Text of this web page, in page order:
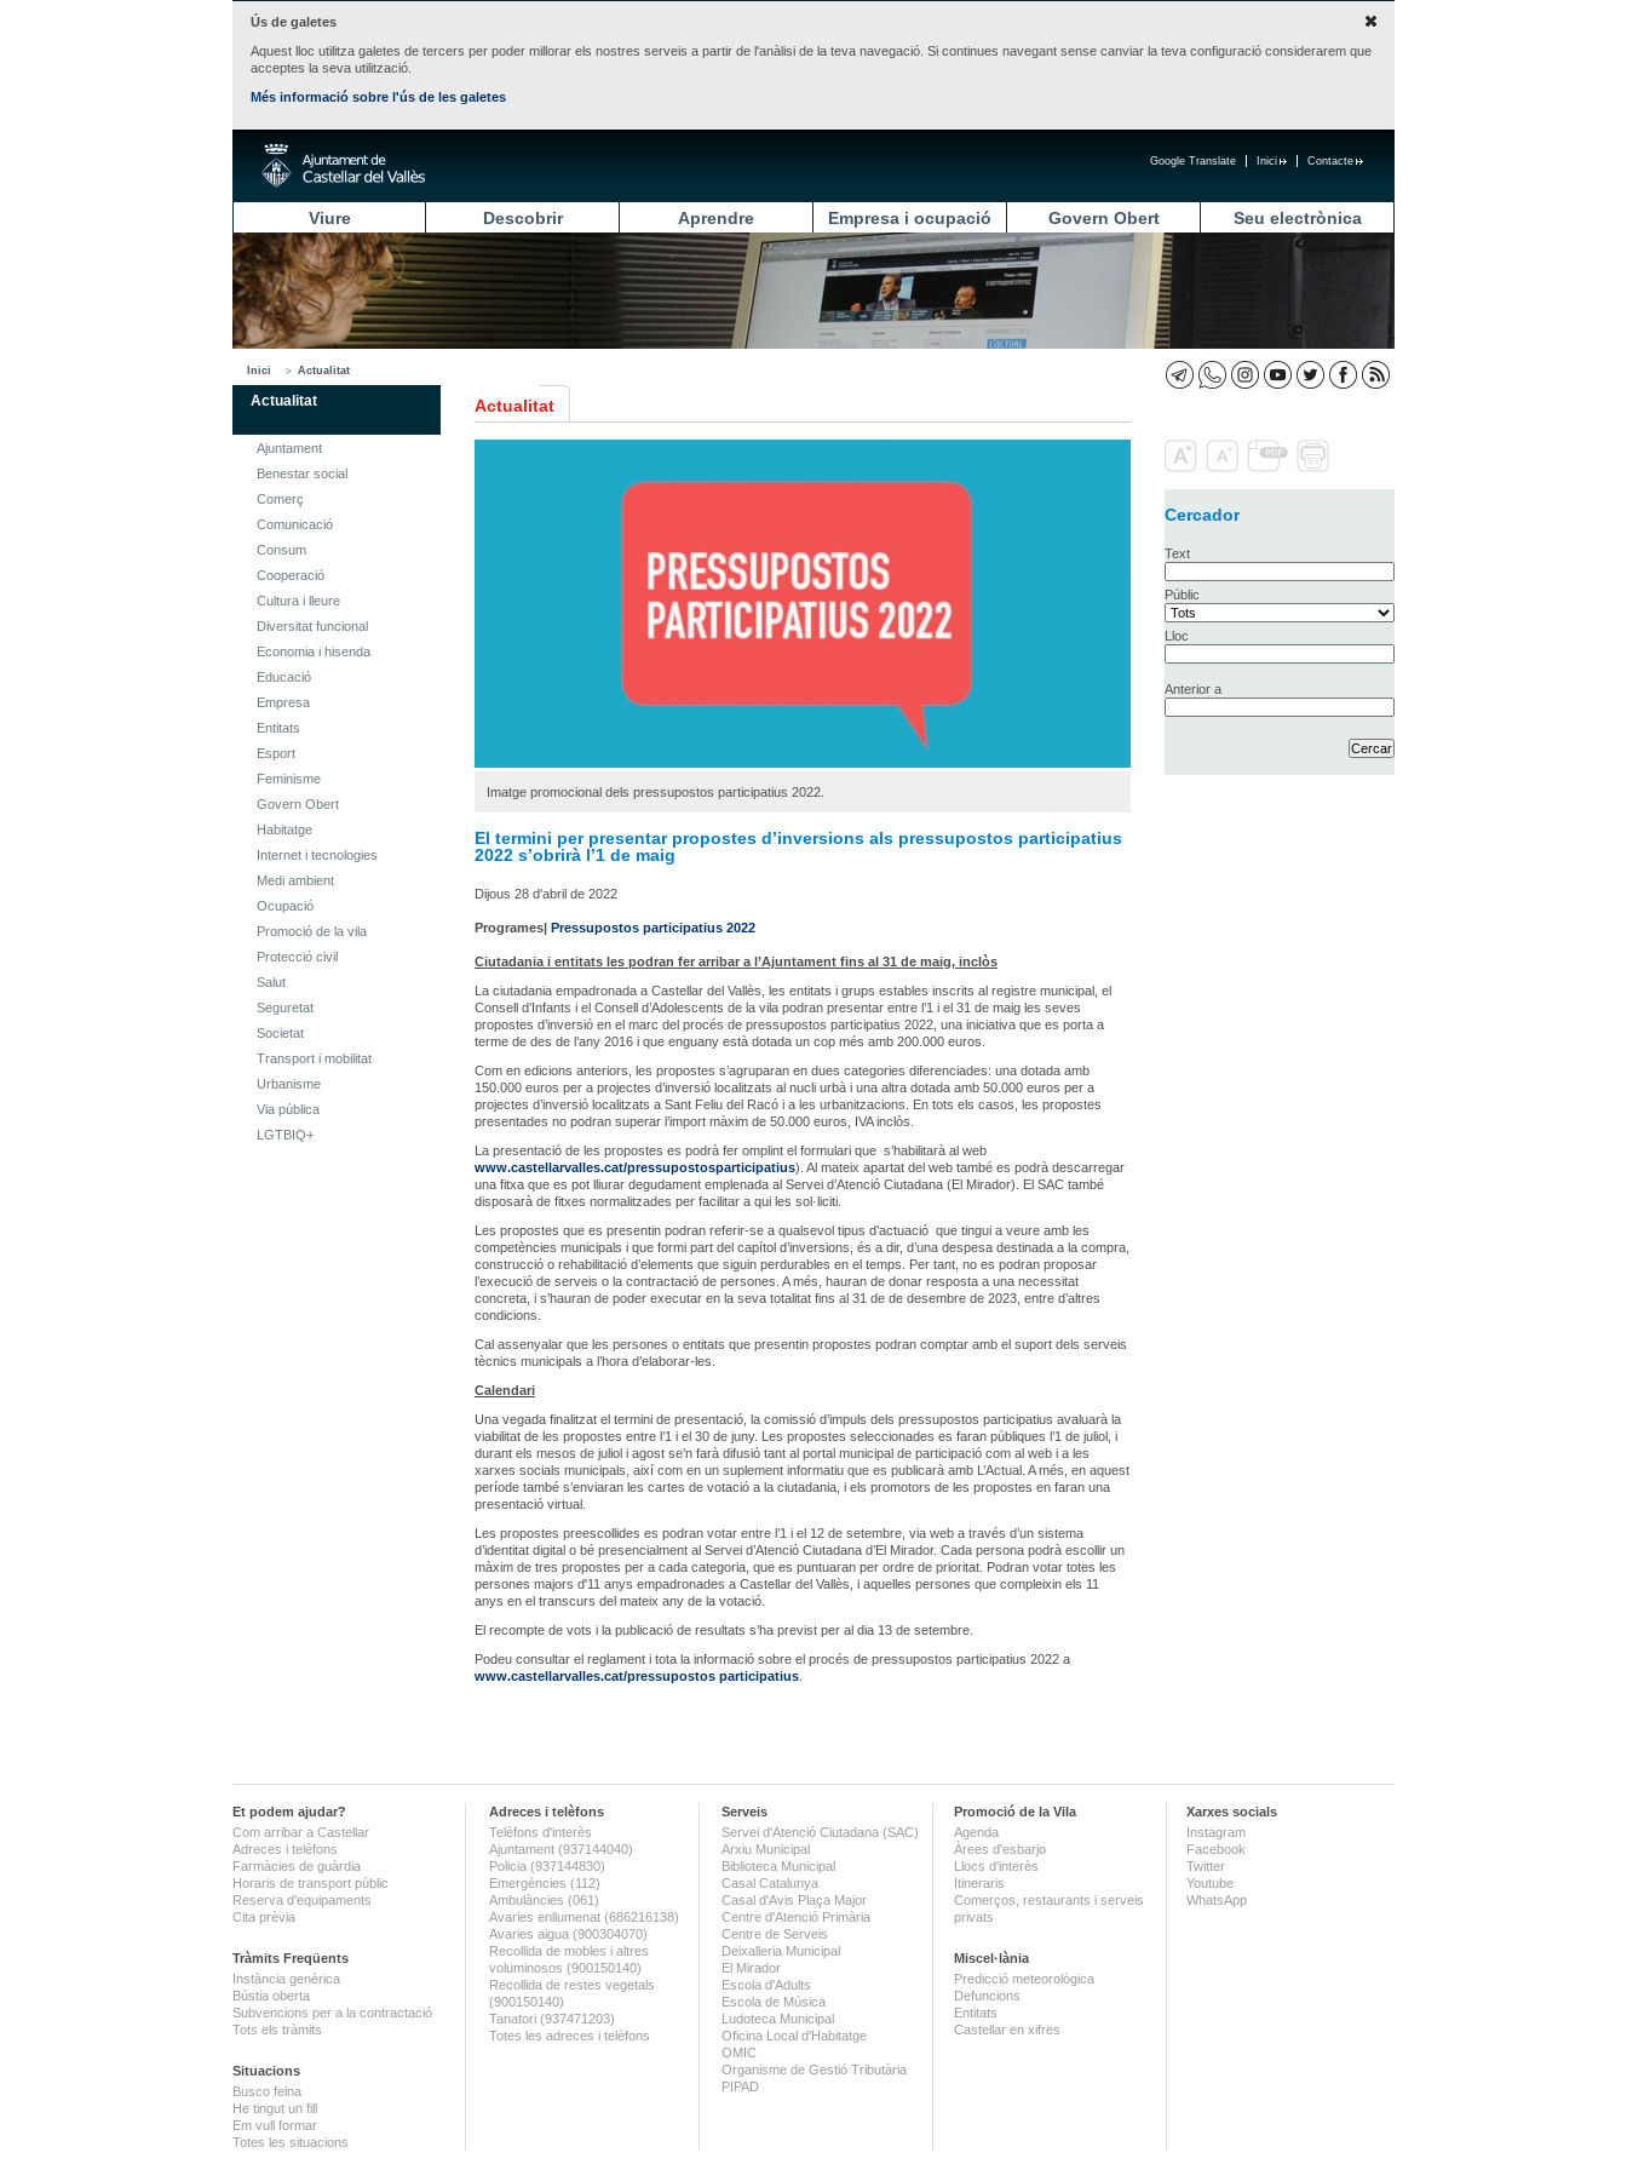
Ús de galetes
Aquest lloc utilitza galetes de tercers per poder millorar els nostres serveis a partir de l'anàlisi de la teva navegació. Si continues navegant sense canviar la teva configuració considerarem que
acceptes la seva utilització.
Més informació sobre l'ús de les galetes
Contacte
Inici
Google Translate
Viure Descobrir Aprendre Empresa i ocupació Govern Obert Seu electrònica
Inici Actualitat
Actualitat
Ajuntament
Benestar social
Comerç
Comunicació
Consum
Cooperació
Cultura i lleure
Diversitat funcional
Economia i hisenda
Educació
Empresa
Entitats
Esport
Feminisme
Govern Obert
Habitatge
Internet i tecnologies
Medi ambient
Ocupació
Promoció de la vila
Protecció civil
Salut
Seguretat
Societat
Transport i mobilitat
Urbanisme
Via pública
LGTBIQ+
Actualitat
Imatge promocional dels pressupostos participatius 2022.
El termini per presentar propostes d’inversions als pressupostos participatius
2022 s’obrirà l’1 de maig
Dijous 28 d'abril de 2022
Programes| Pressupostos participatius 2022
Ciutadania i entitats les podran fer arribar a l’Ajuntament fins al 31 de maig, inclòs
La ciutadania empadronada a Castellar del Vallès, les entitats i grups estables inscrits al registre municipal, el
Consell d’Infants i el Consell d’Adolescents de la vila podran presentar entre l’1 i el 31 de maig les seves
propostes d’inversió en el marc del procés de pressupostos participatius 2022, una iniciativa que es porta a
terme de des de l’any 2016 i que enguany està dotada un cop més amb 200.000 euros.
Com en edicions anteriors, les propostes s’agruparan en dues categories diferenciades: una dotada amb
150.000 euros per a projectes d’inversió localitzats al nucli urbà i una altra dotada amb 50.000 euros per a
projectes d’inversió localitzats a Sant Feliu del Racó i a les urbanitzacions. En tots els casos, les propostes
presentades no podran superar l’import màxim de 50.000 euros, IVA inclòs.
La presentació de les propostes es podrà fer omplint el formulari que s’habilitarà al web
www.castellarvalles.cat/pressupostosparticipatius). Al mateix apartat del web també es podrà descarregar
una fitxa que es pot lliurar degudament emplenada al Servei d’Atenció Ciutadana (El Mirador). El SAC també
disposarà de fitxes normalitzades per facilitar a qui les sol·liciti.
Les propostes que es presentin podran referir-se a qualsevol tipus d’actuació que tingui a veure amb les
competències municipals i que formi part del capítol d’inversions, és a dir, d’una despesa destinada a la compra,
construcció o rehabilitació d’elements que siguin perdurables en el temps. Per tant, no es podran proposar
l’execució de serveis o la contractació de persones. A més, hauran de donar resposta a una necessitat
concreta, i s’hauran de poder executar en la seva totalitat fins al 31 de de desembre de 2023, entre d’altres
condicions.
Cal assenyalar que les persones o entitats que presentin propostes podran comptar amb el suport dels serveis
tècnics municipals a l’hora d’elaborar-les.
Calendari
Una vegada finalitzat el termini de presentació, la comissió d’impuls dels pressupostos participatius avaluarà la
viabilitat de les propostes entre l’1 i el 30 de juny. Les propostes seleccionades es faran públiques l’1 de juliol, i
durant els mesos de juliol i agost se’n farà difusió tant al portal municipal de participació com al web i a les
xarxes socials municipals, així com en un suplement informatiu que es publicarà amb L’Actual. A més, en aquest
període també s’enviaran les cartes de votació a la ciutadania, i els promotors de les propostes en faran una
presentació virtual.
Les propostes preescollides es podran votar entre l’1 i el 12 de setembre, via web a través d’un sistema
d’identitat digital o bé presencialment al Servei d’Atenció Ciutadana d’El Mirador. Cada persona podrà escollir un
màxim de tres propostes per a cada categoria, que es puntuaran per ordre de prioritat. Podran votar totes les
persones majors d'11 anys empadronades a Castellar del Vallès, i aquelles persones que compleixin els 11
anys en el transcurs del mateix any de la votació.
El recompte de vots i la publicació de resultats s’ha previst per al dia 13 de setembre.
Podeu consultar el reglament i tota la informació sobre el procés de pressupostos participatius 2022 a
www.castellarvalles.cat/pressupostos participatius
Cercador
Text
Públic
Lloc
Anterior a
Et podem ajudar?
Com arribar a Castellar
Adreces i telèfons
Farmàcies de guàrdia
Horaris de transport públic
Reserva d'equipaments
Cita prèvia
Tràmits Freqüents
Instància genèrica
Bústia oberta
Subvencions per a la contractació
Tots els tràmits
Situacions
Busco feina
He tingut un fill
Em vull formar
Totes les situacions
Adreces i telèfons
Telèfons d'interès
Ajuntament (937144040)
Policia (937144830)
Emergències (112)
Ambulàncies (061)
Avaries enllumenat (686216138)
Avaries aigua (900304070)
Recollida de mobles i altres
voluminosos (900150140)
Recollida de restes vegetals
(900150140)
Tanatori (937471203)
Totes les adreces i telèfons
Serveis
Servei d'Atenció Ciutadana (SAC)
Arxiu Municipal
Biblioteca Municipal
Casal Catalunya
Casal d'Avis Plaça Major
Centre d'Atenció Primària
Centre de Serveis
Deixalleria Municipal
El Mirador
Escola d'Adults
Escola de Música
Ludoteca Municipal
Oficina Local d'Habitatge
OMIC
Organisme de Gestió Tributària
PIPAD
Promoció de la Vila
Agenda
Àrees d'esbarjo
Llocs d'interès
Itineraris
Comerços, restaurants i serveis
privats
Miscel·lània
Predicció meteorològica
Defuncions
Entitats
Castellar en xifres
Xarxes socials
Instagram
Facebook
Twitter
Youtube
WhatsApp